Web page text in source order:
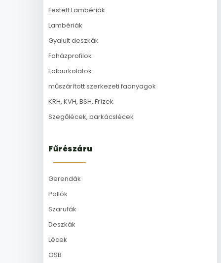
Festett Lambériák
Lambériák
Gyalult deszkák
Faházprofilok
Falburkolatok
műszárított szerkezeti faanyagok
KRH, KVH, BSH, Frízek
Szegőlécek, barkácslécek
Fűrészáru
Gerendák
Pallók
Szarufák
Deszkák
Lécek
OSB